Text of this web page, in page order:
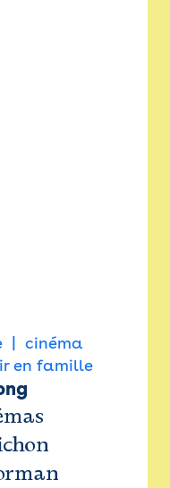
cinéma
en famille